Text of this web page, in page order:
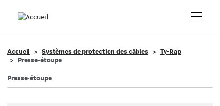
Accueil Systèmes de protection des câbles
Ty-Rap
Presse-étoupe
Presse-étoupe